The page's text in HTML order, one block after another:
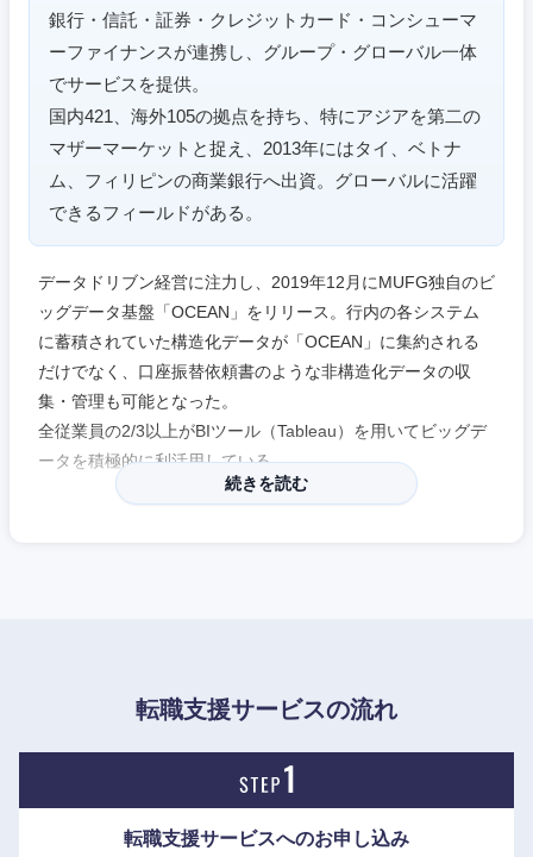
銀行・信託・証券・クレジットカード・コンシューマ
ーファイナンスが連携し、グループ・グローバル一体
でサービスを提供。
国内421、海外105の拠点を持ち、特にアジアを第二の
マザーマーケットと捉え、2013年にはタイ、ベトナ
ム、フィリピンの商業銀行へ出資。グローバルに活躍
できるフィールドがある。
データドリブン経営に注力し、2019年12月にMUFG独自のビ
ッグデータ基盤「OCEAN」をリリース。行内の各システム
に蓄積されていた構造化データが「OCEAN」に集約される
だけでなく、口座振替依頼書のような非構造化データの収
集・管理も可能となった。
全従業員の2/3以上がBIツール（Tableau）を用いてビッグデ
ータを積極的に利活用している。
多様なキャリア観・働き方に合わせた柔軟なキャリアパスを
近年は中途採用を積極的に行っており、高い人間力とスキ
続きを読む
転職支援サービスの流れ
転職支援サービスへのお申し込み
近畿地方
滋賀県
大阪府 兵庫県